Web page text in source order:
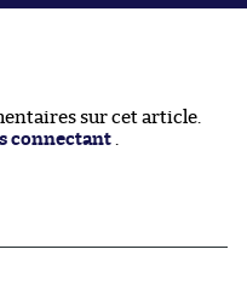
sur cet article.
connectant .